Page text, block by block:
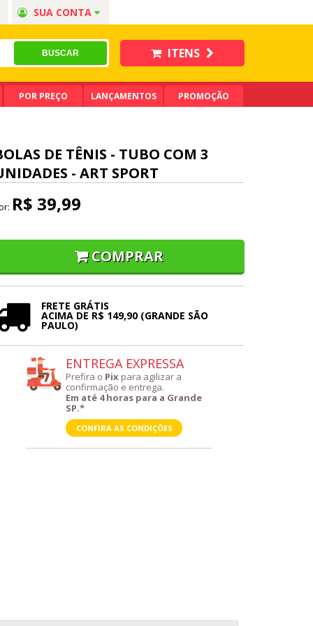
SUA CONTA
ITENS
POR PREÇO LANÇAMENTOS PROMOÇÃO
DE TÊNIS - TUBO COM 3
- ART SPORT
R$ 39,99
COMPRAR
FRETE GRÁTIS
ACIMA DE R$ 149,90 (GRANDE SÃO
PAULO)
ENTREGA EXPRESSA
Prefira o Pix para agilizar a
confirmação e entrega.
Em até 4 horas para a Grande
SP.*
CONFIRA AS CONDIÇÕES